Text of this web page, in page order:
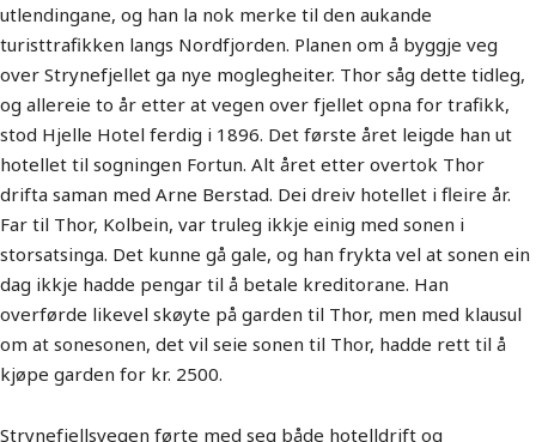
utlendingane, og han la nok merke til den aukande
turisttrafikken langs Nordfjorden. Planen om å byggje veg
over Strynefjellet ga nye moglegheiter. Thor såg dette tidleg,
og allereie to år etter at vegen over fjellet opna for trafikk,
stod Hjelle Hotel ferdig i 1896. Det første året leigde han ut
hotellet til sogningen Fortun. Alt året etter overtok Thor
drifta saman med Arne Berstad. Dei dreiv hotellet i fleire år.
Far til Thor, Kolbein, var truleg ikkje einig med sonen i
storsatsinga. Det kunne gå gale, og han frykta vel at sonen ein
dag ikkje hadde pengar til å betale kreditorane. Han
overførde likevel skøyte på garden til Thor, men med klausul
om at sonesonen, det vil seie sonen til Thor, hadde rett til å
kjøpe garden for kr. 2500.
Strynefjellsvegen førte med seg både hotelldrift og